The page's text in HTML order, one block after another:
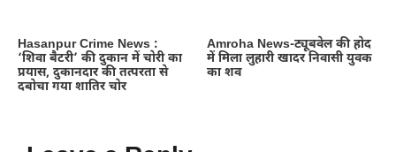
Hasanpur Crime News :
‘शिवा बैटरी’ की दुकान में चोरी का
प्रयास, दुकानदार की तत्परता से
दबोचा गया शातिर चोर
Amroha News-ट्यूबवेल की होद
में मिला लुहारी खादर निवासी युवक
का शव